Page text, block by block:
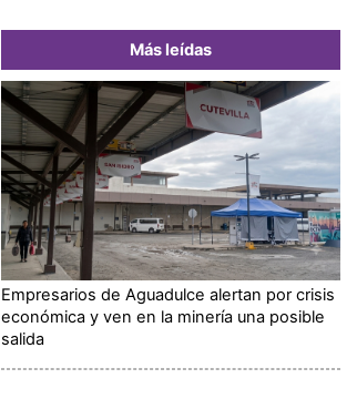
Más leídas
Empresarios de Aguadulce alertan por crisis
económica y ven en la minería una posible
salida